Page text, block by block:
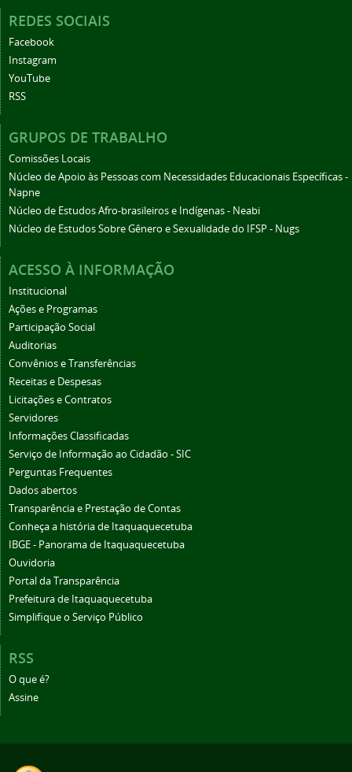
REDES SOCIAIS
Facebook
Instagram
YouTube
RSS
GRUPOS DE TRABALHO
Comissões Locais
Núcleo de Apoio às Pessoas com Necessidades Educacionais Específicas -
Napne
Núcleo de Estudos Afro-brasileiros e Indígenas - Neabi
Núcleo de Estudos Sobre Gênero e Sexualidade do IFSP - Nugs
ACESSO À INFORMAÇÃO
Institucional
Ações e Programas
Participação Social
Auditorias
Convênios e Transferências
Receitas e Despesas
Licitações e Contratos
Servidores
Informações Classificadas
Serviço de Informação ao Cidadão - SIC
Perguntas Frequentes
Dados abertos
Transparência e Prestação de Contas
Conheça a história de Itaquaquecetuba
IBGE - Panorama de Itaquaquecetuba
Ouvidoria
Portal da Transparência
Prefeitura de Itaquaquecetuba
Simplifique o Serviço Público
RSS
O que é?
Assine